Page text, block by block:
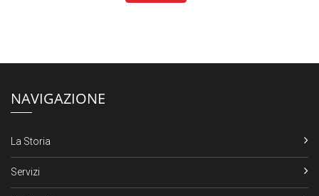
NAVIGAZIONE
La Storia
Servizi